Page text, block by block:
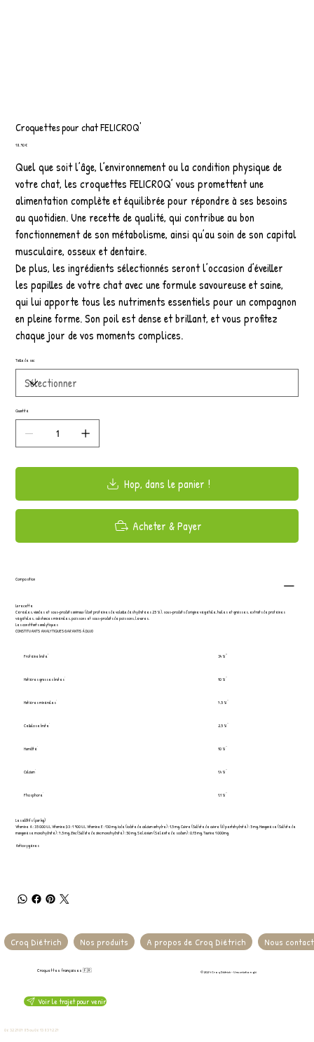
Croquettes pour chat FELICROQ'
Prix
18,90 €
Quel que soit l’âge, l’environnement ou la condition physique de
votre chat, les croquettes FELICROQ’ vous promettent une
alimentation complète et équilibrée pour répondre à ses besoins
au quotidien. Une recette de qualité, qui contribue au bon
fonctionnement de son métabolisme, ainsi qu’au soin de son capital
musculaire, osseux et dentaire.
De plus, les ingrédients sélectionnés seront l’occasion d’éveiller
les papilles de votre chat avec une formule savoureuse et saine,
qui lui apporte tous les nutriments essentiels pour un compagnon
en pleine forme. Son poil est dense et brillant, et vous profitez
chaque jour de vos moments complices.
Taille de sac
Quantité
Hop, dans le panier !
Acheter & Payer
Composition
La recette
Céréales, viandes et sous-produits animaux (dont protéines de volaille déshydratées 25 %), sous-produits d’origine végétale, huiles et graisses, extraits de protéines
végétales, substances minérales, poissons et sous-produits de poissons, levures.
Les constitants analytiques
CONSTITUANTS ANALYTIQUES GARANTIS À DLUO
Protéine brute 34 %
Matières grasses brutes 10 %
Matières minérales 7,5 %
Cellulose brute 2,5 %
Humidité 10 %
Calcium 1,4 %
Phosphore 1,1 %
Les additifs (par kg)
Vitamine A : 35 000 U.I., Vitamine D3 : 1 900 U.I., Vitamine E : 130 mg, Iode (iodate de calcium anhydre) : 1,5 mg, Cuivre (Sulfate de cuivre (II) pentahydraté) : 5 mg, Manganèse (Sulfate de
manganèse monohydraté) : 7,5 mg, Zinc (Sulfate de zinc monohydraté) : 50 mg, Sélénium (Sélénite de sodium) : 0,15 mg, Taurine 1 000mg.
Antioxygènes
Croq Diétrich Nos produits A propos de Croq Diétrich Nous
© 2024 Croq Diétrich - Une création gbi
Croquettes françaises 🇫🇷
06 32 21 07 85 ou 06 13 83 72 27
Voir le trajet pour venir